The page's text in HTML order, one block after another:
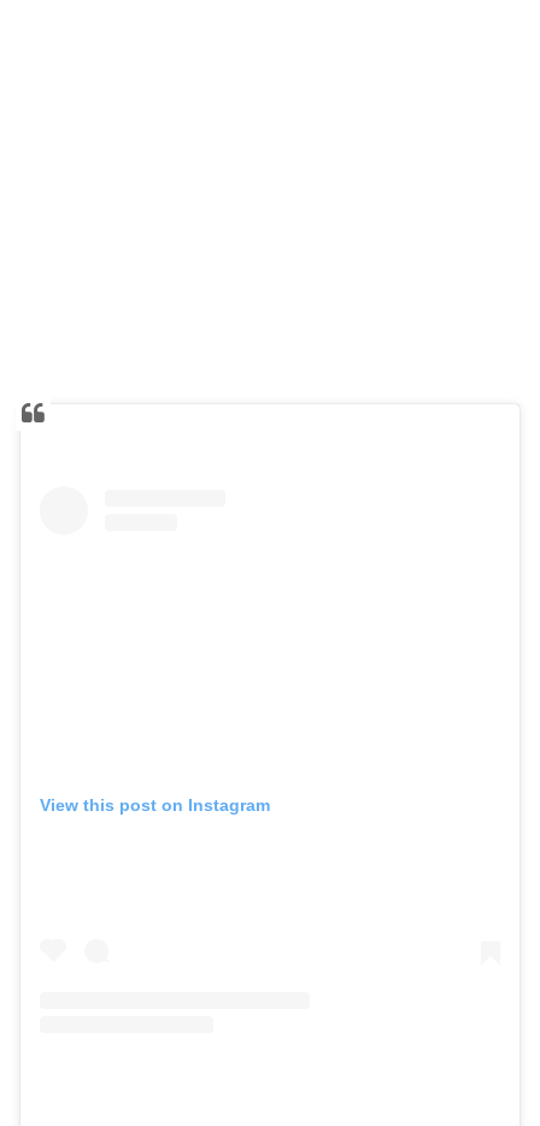
View this post on Instagram